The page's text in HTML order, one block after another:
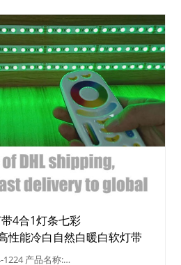
4合1灯条七彩
性能冷白自然白暖白软灯带
1224 产品名称:…